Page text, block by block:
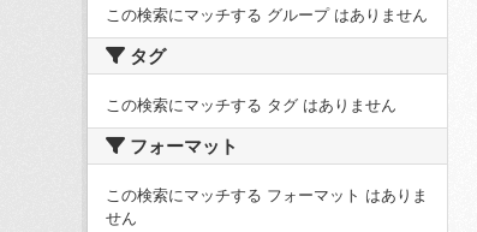
この検索にマッチする グループ はありません
タグ
この検索にマッチする タグ はありません
フォーマット
この検索にマッチする フォーマット はありま
せん